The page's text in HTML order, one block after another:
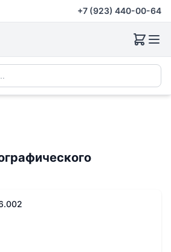
+7 (923) 440-00-64